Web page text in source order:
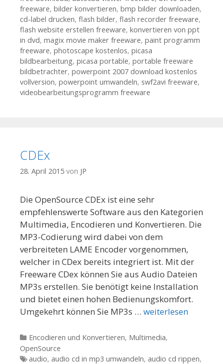
freeware, bilder konvertieren, bmp bilder downloaden,
cd-label drucken, flash bilder, flash recorder freeware,
flash website erstellen freeware, konvertieren von ppt
in dvd, magix movie maker freeware, paint programm
freeware, photoscape kostenlos, picasa
bildbearbeitung, picasa portable, portable freeware
bildbetrachter, powerpoint 2007 download kostenlos
vollversion, powerpoint umwandeln, swf2avi freeware,
videobearbeitungsprogramm freeware
CDEx
28. April 2015 von JP
Die OpenSource CDEx ist eine sehr
empfehlenswerte Software aus den Kategorien
Multimedia, Encodieren und Konvertieren. Die
MP3-Codierung wird dabei von dem
verbreiteten LAME Encoder vorgenommen,
welcher in CDex bereits integriert ist. Mit der
Freeware CDex können Sie aus Audio Dateien
MP3s erstellen. Sie benötigt keine Installation
und bietet einen hohen Bedienungskomfort.
Umgekehrt können Sie MP3s … weiterlesen
Kategorien
Encodieren und Konvertieren, Multimedia,
OpenSource
Tags
audio, audio cd in mp3 umwandeln, audio cd rippen,